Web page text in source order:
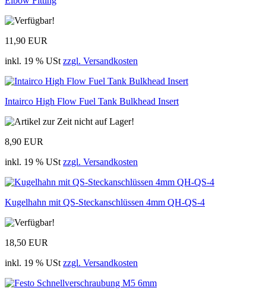
11,90 EUR
inkl. 19 % USt zzgl. Versandkosten
Intairco High Flow Fuel Tank Bulkhead Insert
8,90 EUR
inkl. 19 % USt zzgl. Versandkosten
Kugelhahn mit QS-Steckanschlüssen 4mm QH-QS-4
18,50 EUR
inkl. 19 % USt zzgl. Versandkosten